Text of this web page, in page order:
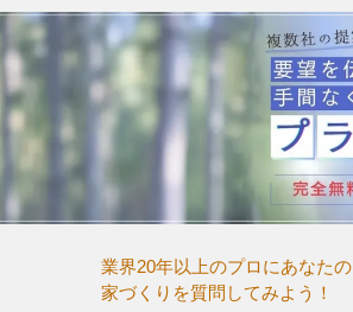
業界20年以上のプロにあなたの
家づくりを質問してみよう！